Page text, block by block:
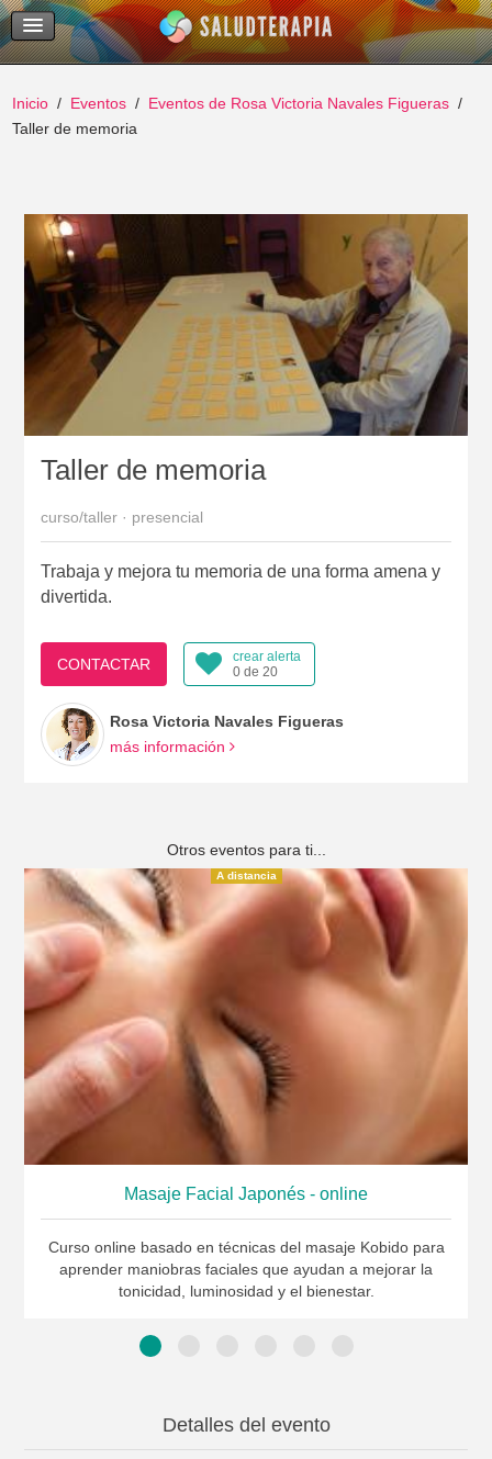
Temas Recientes
Buscar
Inicio Eventos
Eventos de Rosa Victoria Navales Figueras
Taller de memoria
Taller de memoria
curso/taller · presencial
Trabaja y mejora tu memoria de una forma amena y
divertida.
CONTACTAR
crear alerta
0 de 20
Rosa Victoria Navales Figueras
más información
Otros eventos para ti...
Masaje Facial Japonés - online
Curso online basado en técnicas del masaje Kobido para
aprender maniobras faciales que ayudan a mejorar la
tonicidad, luminosidad y el bienestar.
A distancia
Detalles del evento